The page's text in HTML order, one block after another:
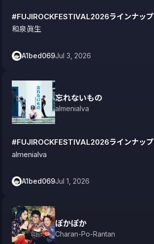
#FUJIROCKFESTIVAL2026ラインナップ
和泉眞生
A1bed069Jul 3, 2026
忘れないもの
almenialva
#FUJIROCKFESTIVAL2026ラインナップ
almenialva
A1bed069Jul 1, 2026
ぽかぽか
Charan-Po-Rantan